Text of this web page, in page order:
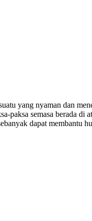
yang nyaman dan
paksa semasa berada di
dapat membantu